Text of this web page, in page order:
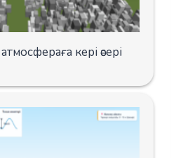
кері әсері